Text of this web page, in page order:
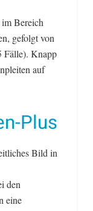
Bereich
gefolgt von
Fälle). Knapp
auf
Plus
Bild in
den
eine